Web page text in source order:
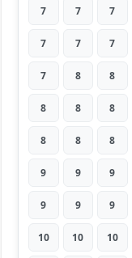
7 7 7
7 7 7
7 8 8
8 8 8
8 8 8
9 9 9
9 9 9
10 10 10